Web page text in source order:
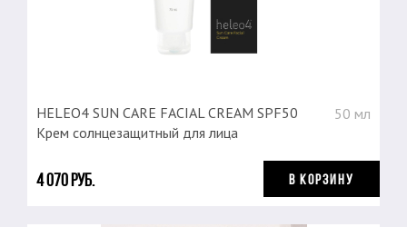
HELEO4 SUN CARE FACIAL CREAM SPF50
Крем солнцезащитный для лица
50 мл
4 070 руб. В КОРЗИНУ